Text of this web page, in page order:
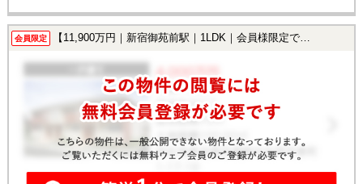
会員限定 【11,900万円｜新宿御苑前駅｜1LDK｜会員様限定で公開中！】